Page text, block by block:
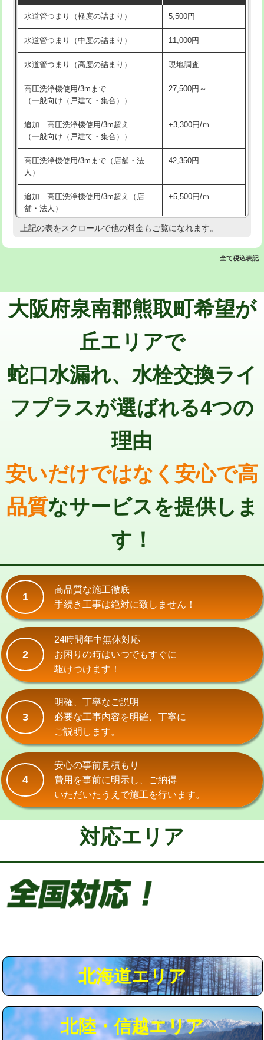
洗面台設置 38,500円
化粧台設置 22,000円
追加人工 16,500円
廃棄・処分 現場見積
※給水管工事は20mmまでの価格です。
交換・取付(排水栓・排水トラップ
22,000円+材料費
持込商品取付（混合水栓）
持込商品取付（浄水器・分岐水栓） 16,500円
業）
排水管工事（追加 排水管工事/3ｍ超
え）
マス交換（土の掘削・埋め戻し作業） 11,000円~
マス交換（深さ50㎝以上） 66,000円
コンクリート斫り（厚さ10㎝超え） 38,500円
モルタル補修（厚さ10㎝まで） 27,500円
モルタル補修（厚さ10㎝超え）
追加人工 16,500円
水道管つまり（軽度の詰まり） 5,500円
水道管つまり（中度の詰まり） 11,000円
水道管つまり（高度の詰まり） 現地調査
高圧洗浄機使用/3mまで
（一般向け（戸建て・集合））
27,500円～
追加 高圧洗浄機使用/3m超え
（一般向け（戸建て・集合））
+3,300円/ｍ
高圧洗浄機使用/3mまで（店舗・法
人）
42,350円
追加 高圧洗浄機使用/3m超え（店
舗・法人）
+5,500円/ｍ
高度高圧洗浄換 現地調査
追加トーラー機使用/3m超え +3,300円
8,800円
止水・漏水調査・防水処理・清掃・修
11,000円
止水・漏水調査・防水処理・清掃・修
22,000円
止水・漏水調査・防水処理・清掃・修
その他部品の脱着 8,800円～
交換・取付（タンク） 22,000円+材料費
交換・取付(単水栓（壁付・デッキ
式・ワンホール）)
交換・取付(排水栓・排水トラップ
（P/S/ポップアップ））
22,000円+材料費
交換・取付（その他部品）
持込商品取付（単水栓）
持込商品取付（混合水栓） 16,500円
持込商品取付（浄水器・分岐水栓） 16,500円
給水管工事※（ホール加工)
給水管工事※（バンド止め)
給水管工事※（支持金具設置) 5,500円
給水管工事※（保温材使用（バンド止
め込み）)
5,500円
給水管工事※（土の掘削・埋め戻し作
11,000円
給水管工事※（塩ビ管（VP・HI）使
用/3ｍまで)
給水管工事※（ライニング鋼管・銅
管・ポリ管・HT管使用/3ｍまで)
44,000円
給水管工事※（ライニング鋼管・銅
+8,800円
マス交換（土の掘削・埋め戻し作業） 11,000円~
上記の表をスクロールで他の料金もご覧になれます。
全て税込表記
大阪府泉南郡熊取町希望が
丘エリアで
蛇口水漏れ、水栓交換ライ
フプラスが選ばれる4つの
理由
安いだけではなく安心で高
品質なサービスを提供しま
す！
1
高品質な施工徹底
手続き工事は絶対に致しません！
2
24時間年中無休対応
お困りの時はいつでもすぐに
駆けつけます！
3
明確、丁寧なご説明
必要な工事内容を明確、丁寧に
ご説明します。
4
安心の事前見積もり
費用を事前に明示し、ご納得
いただいたうえで施工を行います。
対応エリア
北海道エリア
北陸・信越エリア